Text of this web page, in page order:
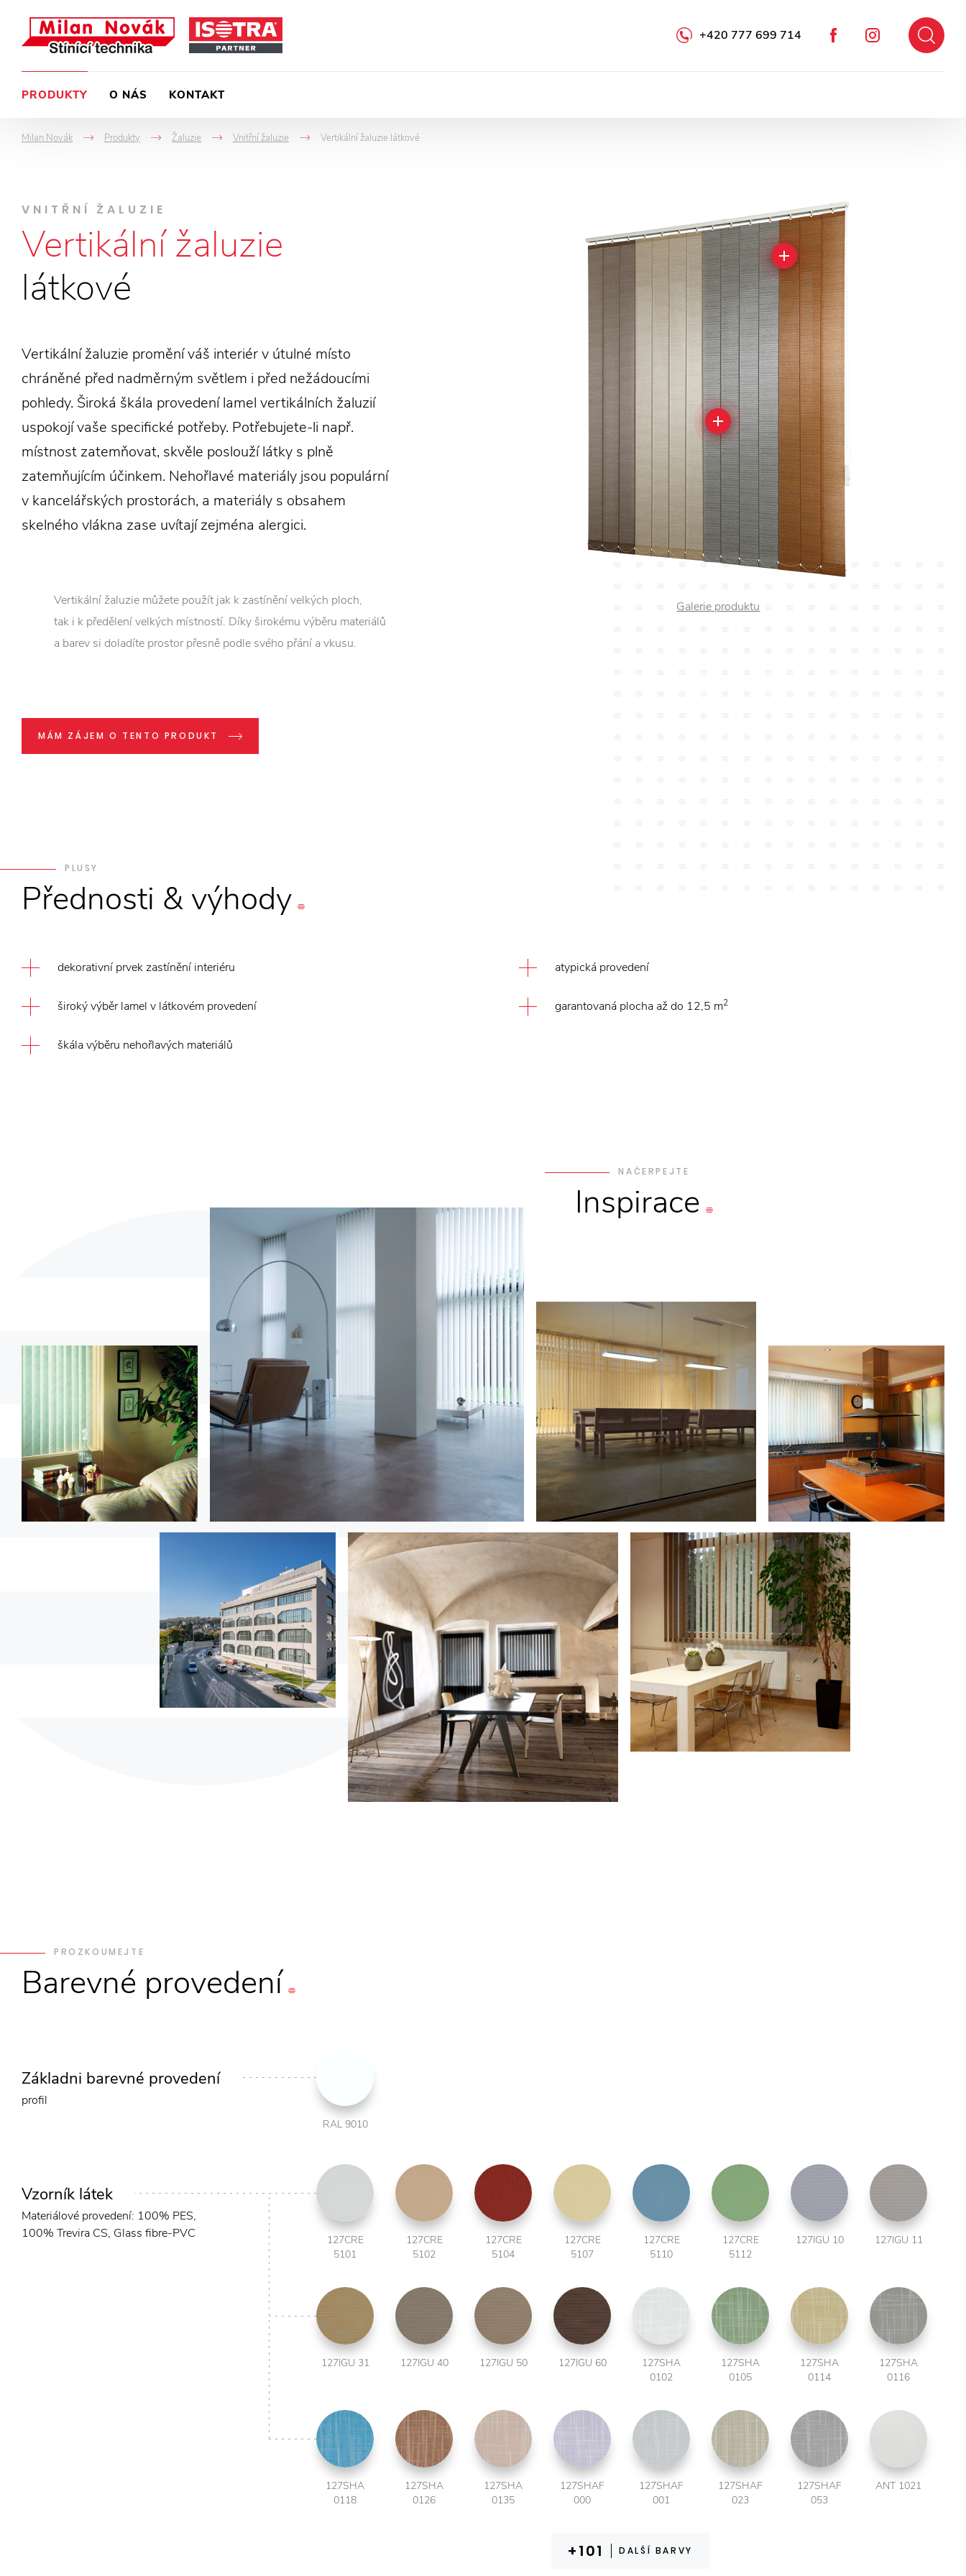
Instagram
Facebook
+420 777 699 714
PRODUKTY O NÁS KONTAKT
Milan Novák
->
Produkty
->
Žaluzie
->
Vnitřní žaluzie Vertikální žaluzie látkové
VNITŘNÍ ŽALUZIE
Vertikální žaluzie
látkové
Galerie produktu
Vertikální žaluzie promění váš interiér v útulné místo
chráněné před nadměrným světlem i před nežádoucími
pohledy. Široká škála provedení lamel vertikálních žaluzií
uspokojí vaše specifické potřeby. Potřebujete-li např.
místnost zatemňovat, skvěle poslouží látky s plně
zatemňujícím účinkem. Nehořlavé materiály jsou populární
v kancelářských prostorách, a materiály s obsahem
skelného vlákna zase uvítají zejména alergici.
Vertikální žaluzie můžete použít jak k zastínění velkých ploch,
tak i k předělení velkých místností. Díky širokému výběru materiálů
a barev si doladíte prostor přesně podle svého přání a vkusu.
MÁM ZÁJEM O TENTO PRODUKT
PLUSY
Přednosti &výhody
dekorativní prvek zastínění interiéru
široký výběr lamel v látkovém provedení
škála výběru nehořlavých materiálů
atypická provedení
garantovaná plocha až do 12,5 m2
NAČERPEJTE
Inspirace
PROZKOUMEJTE
Barevné provedení
Základni barevné provedení
profil
RAL 9010
Vzorník látek
Materiálové provedení: 100% PES,
100% Trevira CS, Glass fibre-PVC
127CRE
5101
127CRE
5102
127CRE
5104
127CRE
5107
127CRE
5110
127CRE
5112
127IGU 10 127IGU 11
127IGU 31 127IGU 40 127IGU 50 127IGU 60
127SHA
0102
127SHA
0105
127SHA
0114
127SHA
0116
127SHA
0118
127SHA
0126
127SHA
0135
127SHAF
000
127SHAF
001
127SHAF
023
127SHAF
053
ANT 1021
DALŠÍ BARVY